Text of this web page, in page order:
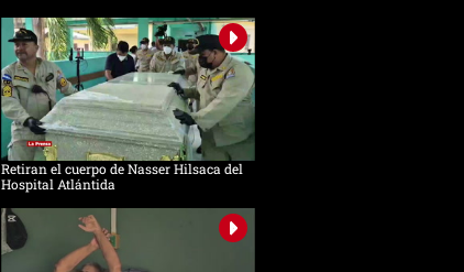
Retiran el cuerpo de Nasser Hilsaca del
Hospital Atlántida